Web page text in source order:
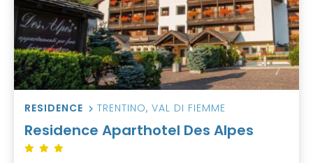
RESIDENCE TRENTINO, VAL DI FIEMME
Residence Aparthotel Des Alpes